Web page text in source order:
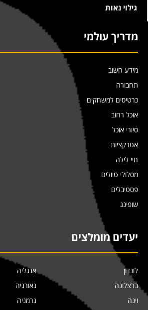
גילוי נאות
מדריך עולמי
מידע חשוב
תחבורה
כרטיסים למשחקים
אוכל רחוב
סיורי אוכל
אטרקציות
חיי לילה
מסלולי טיולים
פסטיבלים
שופינג
יעדים מומלצים
לונדון
ברצלונה
וינה
אנגליה
גאורגיה
גרמניה